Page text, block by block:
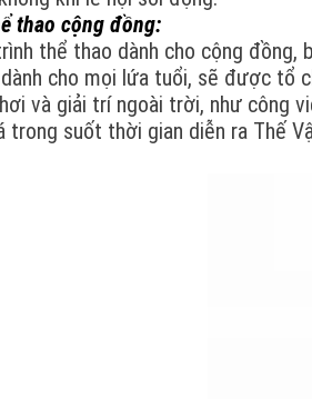
thao cộng đồng:
thể thao dành cho cộng
cho mọi lứa tuổi, sẽ được tổ
và giải trí ngoài trời, như công
trong suốt thời gian diễn ra Thế